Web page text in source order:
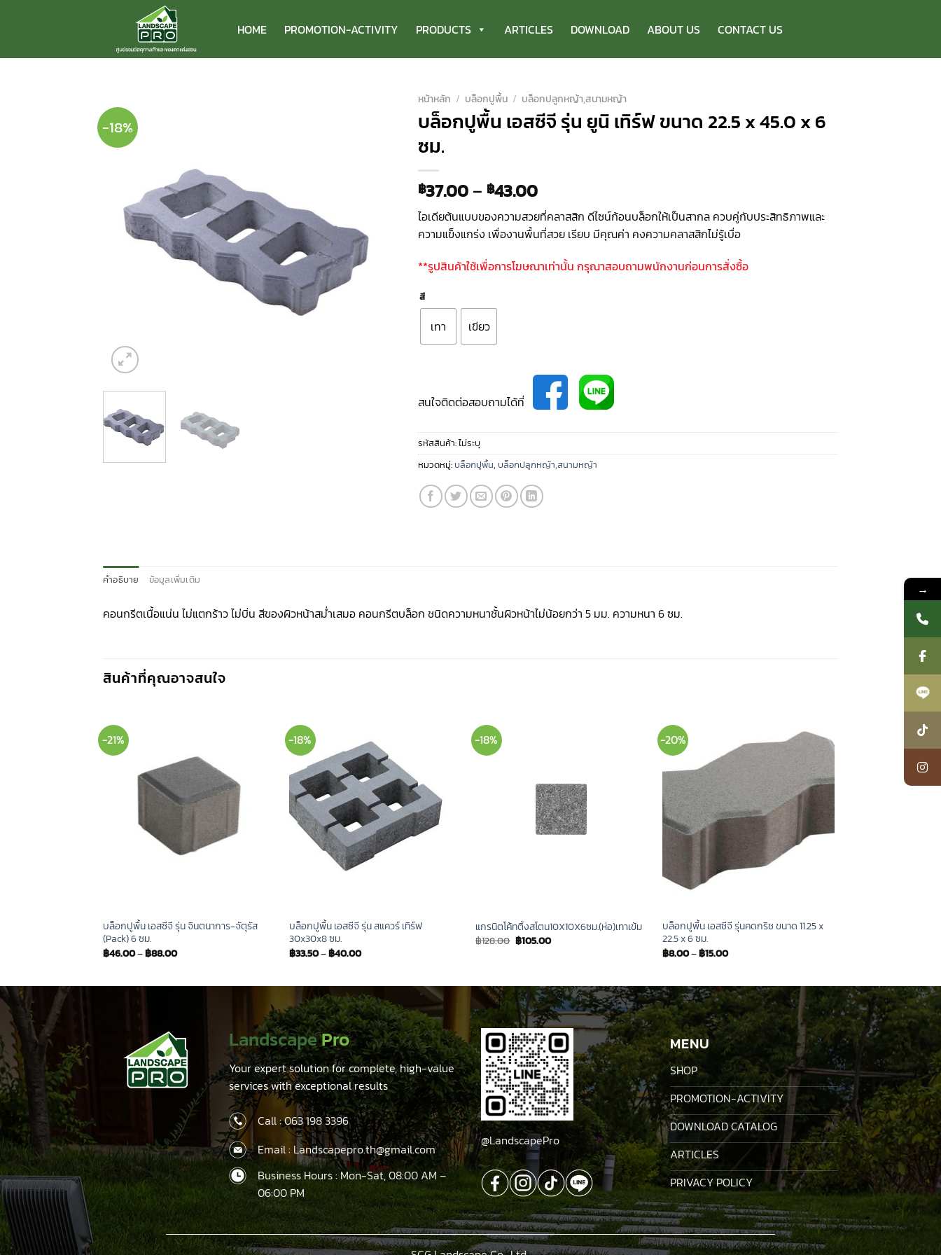
เนื้อหา
HOME PROMOTION-ACTIVITY PRODUCTS ARTICLES DOWNLOAD ABOUT US CONTACT US
-18%
หน้าหลัก / บล็อกปูพื้น / บล็อกปลูกหญ้า,สนามหญ้า
บล็อกปูพื้น เอสซีจี รุ่น ยูนิ เทิร์ฟ ขนาด 22.5 x 45.0 x 6
ซม.
฿37.00 – ฿43.00
ไอเดียต้นแบบของความสวยที่คลาสสิก ดีไซน์ก้อนบล็อกให้เป็นสากล ควบคู่กับประสิทธิภาพและ
ความแข็งแกร่ง เพื่องานพื้นที่สวย เรียบ มีคุณค่า คงความคลาสสิกไม่รู้เบื่อ
**รูปสินค้าใช้เพื่อการโฆษณาเท่านั้น กรุณาสอบถามพนักงานก่อนการสั่งซื้อ
สี
เทา เขียว
สนใจติดต่อสอบถามได้ที่
รหัสสินค้า:ไม่ระบุ
หมวดหมู่: บล็อกปูพื้น, บล็อกปลูกหญ้า,สนามหญ้า
คำอธิบาย ข้อมูลเพิ่มเติม
คอนกรีตเนื้อแน่น ไม่แตกร้าว ไม่บิ่น สีของผิวหน้าสม่ำเสมอ คอนกรีตบล็อก ชนิดความหนาชั้นผิวหน้าไม่น้อยกว่า 5 มม. ความหนา 6 ซม.
สินค้าที่คุณอาจสนใจ
-21%
บล็อกปูพื้น เอสซีจี รุ่น จินตนาการ-จัตุรัส
(Pack) 6 ซม.
฿46.00–฿88.00
-18%
บล็อกปูพื้น เอสซีจี รุ่น สแควร์ เทิร์ฟ
30x30x8 ซม.
฿33.50–฿40.00
-18%
แกรนิตโค้ทติ้งสโตน10X10X6ซม.(ห่อ)เทาเข้ม
฿128.00 Original
price
฿105.00Current
-20%
บล็อกปูพื้น เอสซีจี รุ่นคดกริช ขนาด 11.25 x
22.5 x 6 ซม.
฿8.00–฿15.00
LandscapePro
Your expert solution for complete, high-value
services with exceptional results
Call :063 198 3396
Email : Landscapepro.th@gmail.com
Business Hours : Mon-Sat, 08:00 AM –
06:00 PM
@LandscapePro
MENU
SHOP
PROMOTION-ACTIVITY
DOWNLOAD CATALOG
ARTICLES
PRIVACY POLICY
→